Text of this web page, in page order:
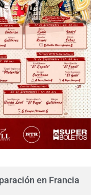
en Francia